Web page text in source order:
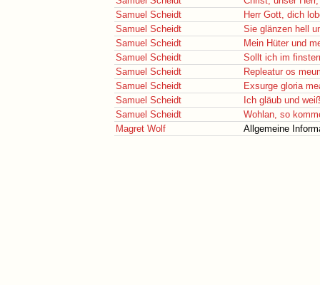
Samuel Scheidt
Herr Gott, dich
Samuel Scheidt
Sie glänzen hell
Samuel Scheidt
Mein Hüter und
Samuel Scheidt
Sollt ich im
Samuel Scheidt
Repleatur os
Samuel Scheidt
Exsurge gloria
Samuel Scheidt
Ich gläub und
Samuel Scheidt
Wohlan, so
Magret Wolf
Allgemeine